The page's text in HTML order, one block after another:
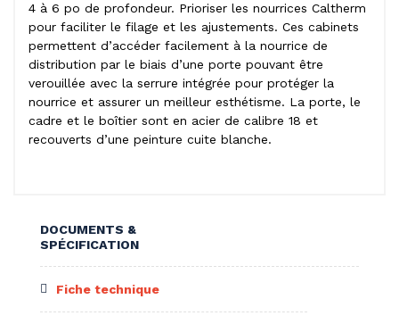
4 à 6 po de profondeur. Prioriser les nourrices Caltherm
pour faciliter le filage et les ajustements. Ces cabinets
permettent d’accéder facilement à la nourrice de
distribution par le biais d’une porte pouvant être
verouillée avec la serrure intégrée pour protéger la
nourrice et assurer un meilleur esthétisme. La porte, le
cadre et le boîtier sont en acier de calibre 18 et
recouverts d’une peinture cuite blanche.
DOCUMENTS &
SPÉCIFICATION
Fiche technique